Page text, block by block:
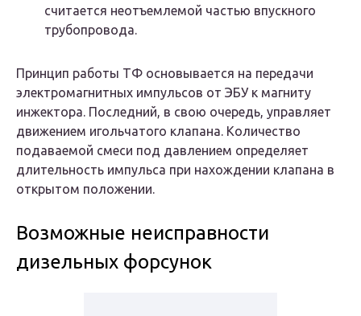
считается неотъемлемой частью впускного
трубопровода.
Принцип работы ТФ основывается на передачи
электромагнитных импульсов от ЭБУ к магниту
инжектора. Последний, в свою очередь, управляет
движением игольчатого клапана. Количество
подаваемой смеси под давлением определяет
длительность импульса при нахождении клапана в
открытом положении.
Возможные неисправности
дизельных форсунок